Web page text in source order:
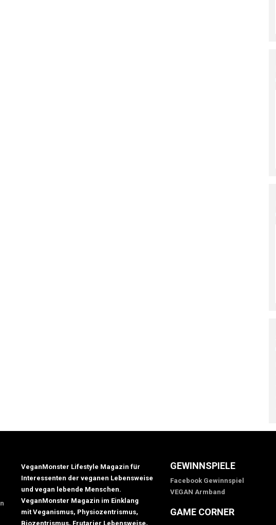
VeganMonster Lifestyle Magazin für
Interessenten der veganen Lebensweise
und vegan lebende Menschen.
VeganMonster Magazin im Einklang
mit Veganismus, Physiozentrismus,
Biozentrismus, Frutarier Lebensweise,
GEWINNSPIELE
Facebook Gewinnspiel
VEGAN Armband
GAME CORNER